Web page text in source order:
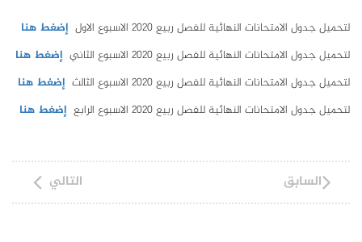
لتحميل جدول الامتحانات النهائية للفصل ربيع 2020 الاسبوع الاول
إضغط هنا
لتحميل جدول الامتحانات النهائية للفصل ربيع 2020 الاسبوع الثاني
إضغط هنا
لتحميل جدول الامتحانات النهائية للفصل ربيع 2020 الاسبوع الثالث
إضغط هنا
لتحميل جدول الامتحانات النهائية للفصل ربيع 2020 الاسبوع الرابع
إضغط هنا
السابق التالي